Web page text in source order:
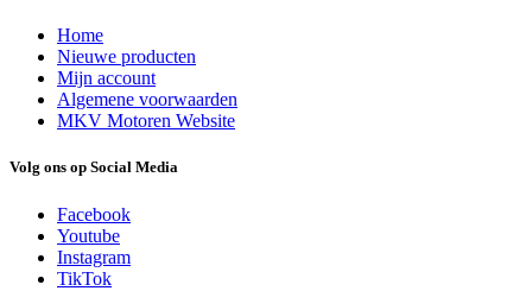
Home
Nieuwe producten
Mijn account
Algemene voorwaarden
MKV Motoren Website
Volg ons op Social Media
Facebook
Youtube
Instagram
TikTok